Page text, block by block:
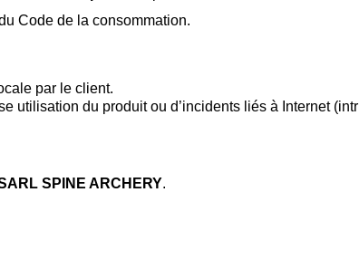
Code de la consommation.
par le client.
utilisation du produit ou d’incidents liés à Internet
SPINE ARCHERY.